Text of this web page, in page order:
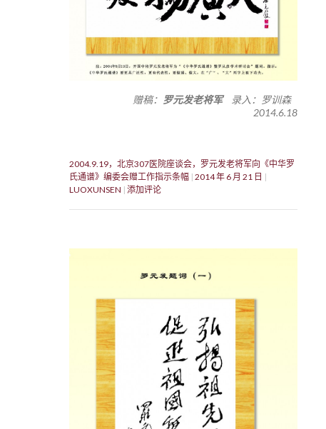
赠稿： 罗元发老将军录入：罗训森
2014.6.18
2004.9.19，北京307医院座谈会，罗元发老将军向《中华罗
氏通谱》编委会赠工作指示条幅 2014 年 6 月 21 日
LUOXUNSEN 添加评论